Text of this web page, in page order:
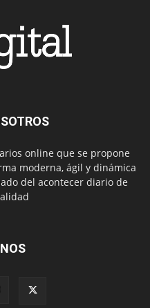
online que se propone
moderna, ágil y dinámica
del acontecer diario de